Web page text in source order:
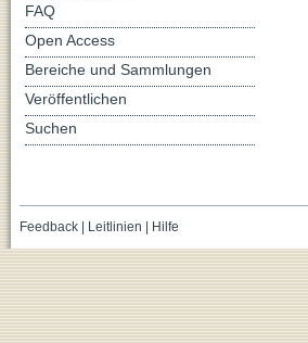
FAQ
Open Access
Bereiche und Sammlungen
Veröffentlichen
Suchen
Feedback| Leitlinien | Hilfe